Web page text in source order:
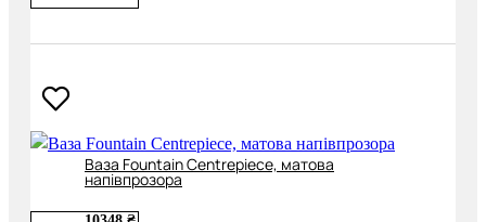
Ваза Fountain Centrepiece, матова
напівпрозора